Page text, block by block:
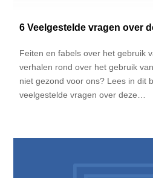
6 Veelgestelde vragen over
Feiten en fabels over het gebruik
verhalen rond over het gebruik
niet gezond voor ons? Lees in dit
veelgestelde vragen over deze…